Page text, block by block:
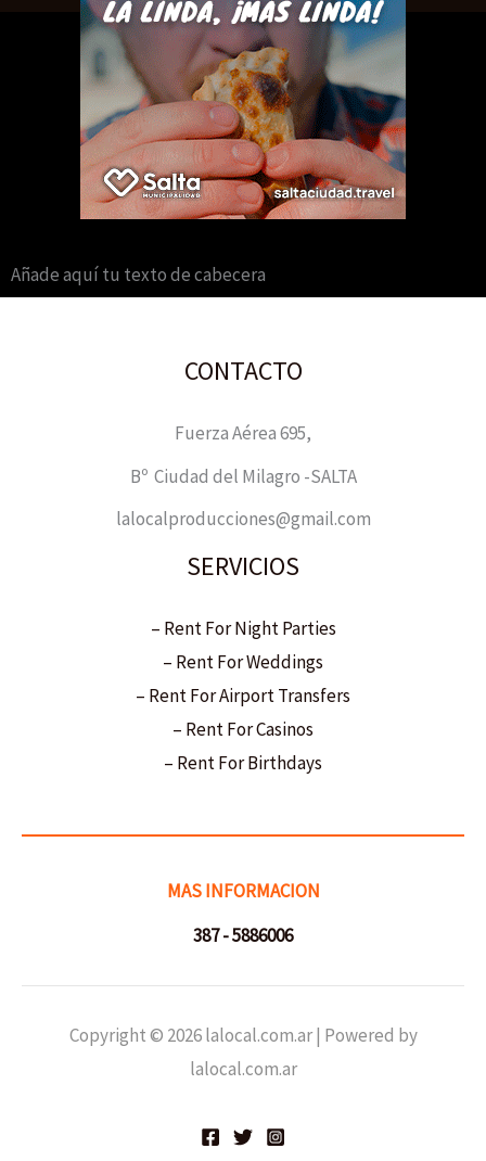
Añade aquí tu texto de cabecera
CONTACTO
Fuerza Aérea 695,
Bº Ciudad del Milagro -SALTA
lalocalproducciones@gmail.com
SERVICIOS
– Rent For Night Parties
– Rent For Weddings
– Rent For Airport Transfers
– Rent For Casinos
– Rent For Birthdays
MAS INFORMACION
387 - 5886006
Copyright © 2026 lalocal.com.ar | Powered by
lalocal.com.ar